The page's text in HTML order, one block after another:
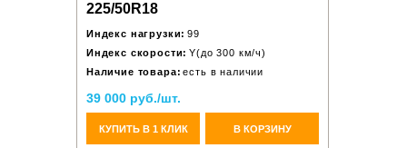
225/50R18
Индекс нагрузки: 99
Индекс скорости: Y(до 300 км/ч)
Наличие товара: есть в наличии
39 000 руб./шт.
КУПИТЬ В 1 КЛИК В КОРЗИНУ